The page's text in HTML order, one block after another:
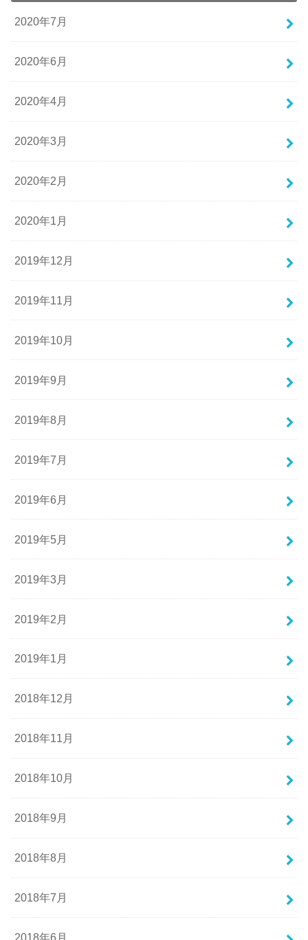
2020年7月
2020年6月
2020年4月
2020年3月
2020年2月
2020年1月
2019年12月
2019年11月
2019年10月
2019年9月
2019年8月
2019年7月
2019年6月
2019年5月
2019年3月
2019年2月
2019年1月
2018年12月
2018年11月
2018年10月
2018年9月
2018年8月
2018年7月
2018年6月